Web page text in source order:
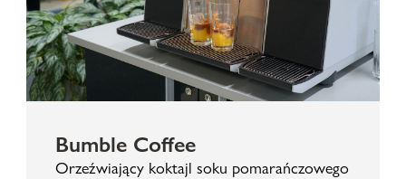
Bumble Coffee
Orzeźwiający koktajl soku pomarańczowego